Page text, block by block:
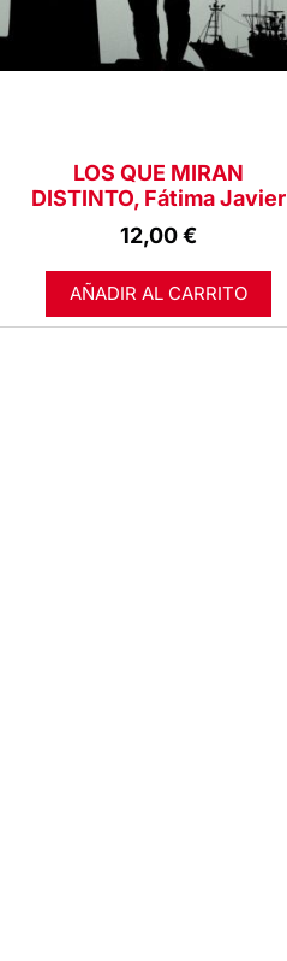
LOS QUE MIRAN
DISTINTO, Fátima Javier
12,00€
AÑADIR AL CARRITO